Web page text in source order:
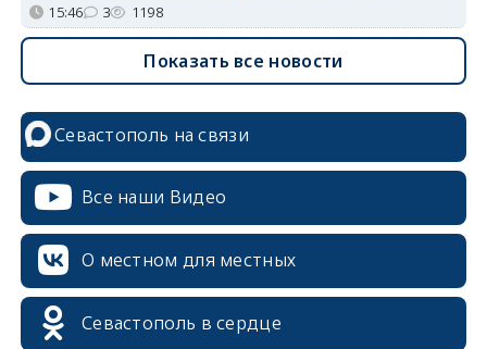
15:46 3 1198
Показать все новости
Севастополь на связи
Все наши Видео
О местном для местных
Севастополь в сердце
erid: 2SDnjcrDNw6